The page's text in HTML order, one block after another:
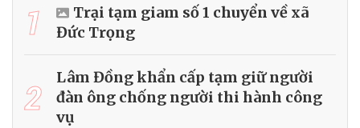
1
Trại tạm giam số 1 chuyển về xã
Đức Trọng
2
Lâm Đồng khẩn cấp tạm giữ người
đàn ông chống người thi hành công
vụ